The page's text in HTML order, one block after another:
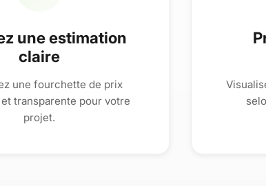
une estimation
claire
une fourchette de prix
transparente pour votre
projet.